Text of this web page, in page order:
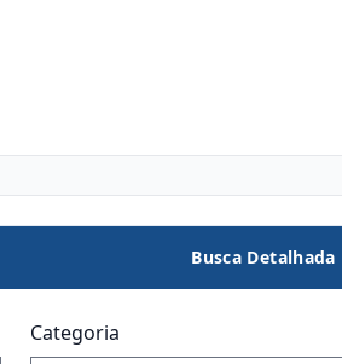
Busca Detalhada
Categoria